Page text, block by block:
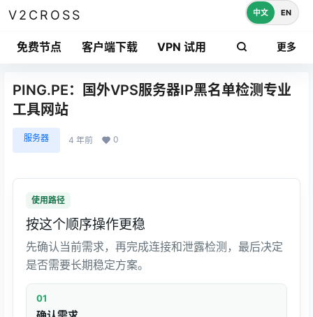
V2CROSS
免费节点 客户端下载 VPN 试用 更多
中文 EN
PING.PE：国外VPS服务器IP黑名单检测专业
工具网站
服务器 4 年前 0
使用路径
按这个顺序操作更稳
先确认当前需求，再完成连接和泄露检测，最后决定
是否需要长期稳定方案。
01